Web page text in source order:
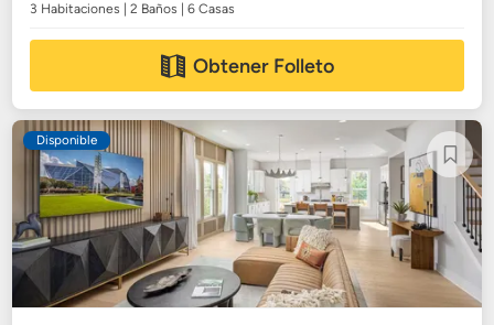
3 Habitaciones | 2 Baños | 6 Casas
Obtener Folleto
Disponible